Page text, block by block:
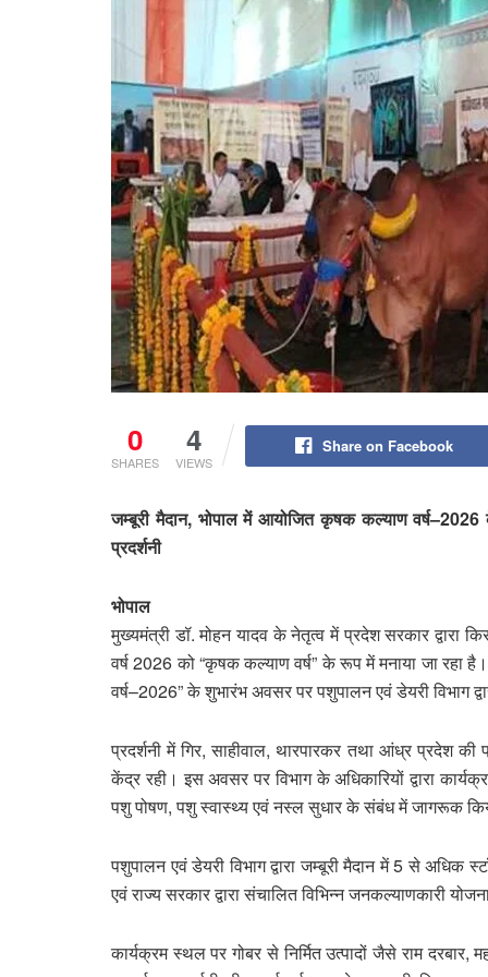
0
SHARES
4
VIEWS
Share on Facebook
जम्बूरी मैदान, भोपाल में आयोजित कृषक कल्याण वर्ष–2026
प्रदर्शनी
भोपाल
मुख्यमंत्री डॉ. मोहन यादव के नेतृत्व में प्रदेश सरकार द्वारा
वर्ष 2026 को “कृषक कल्याण वर्ष” के रूप में मनाया जा रहा
वर्ष–2026” के शुभारंभ अवसर पर पशुपालन एवं डेयरी विभाग
प्रदर्शनी में गिर, साहीवाल, थारपारकर तथा आंध्र प्रदेश
केंद्र रही। इस अवसर पर विभाग के अधिकारियों द्वारा
पशु पोषण, पशु स्वास्थ्य एवं नस्ल सुधार के संबंध में जागरूक
पशुपालन एवं डेयरी विभाग द्वारा जम्बूरी मैदान में 5 से
एवं राज्य सरकार द्वारा संचालित विभिन्न जनकल्याणकारी
कार्यक्रम स्थल पर गोबर से निर्मित उत्पादों जैसे राम दरबार,